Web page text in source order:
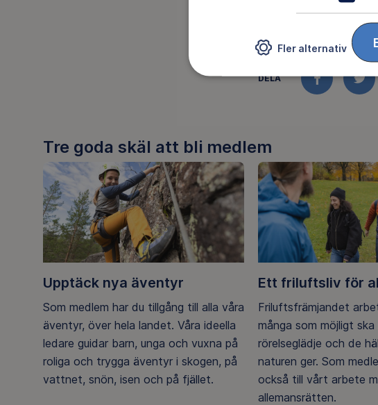
DELA
Tre goda skäl att bli medlem
Upptäck nya äventyr
Som medlem har du tillgång till alla våra
äventyr, över hela landet. Våra ideella
ledare guidar barn, unga och vuxna på
roliga och trygga äventyr i skogen, på
vattnet, snön, isen och på fjället.
Ett friluftsliv för
Friluftsfrämjandet
många som möjligt
rörelseglädje och de
naturen ger. Som
också till vårt arbete
allemansrätten.
Fler alternativ